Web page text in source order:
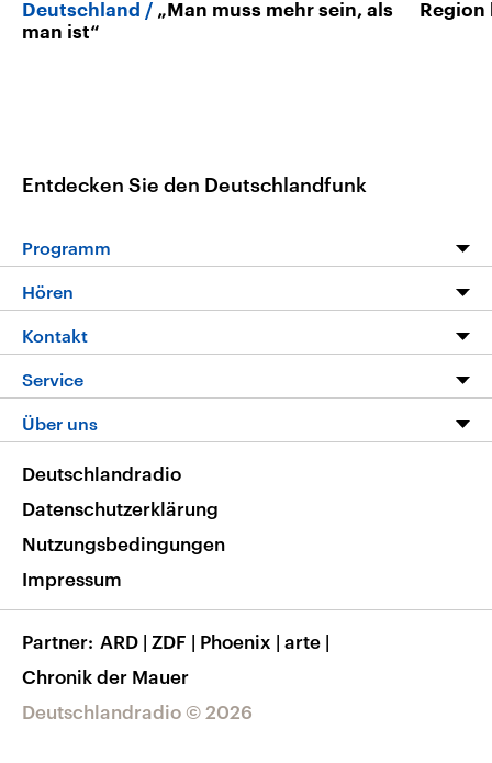
Deutschland
„Man muss mehr sein, als
man ist“
Entdecken Sie den Deutschlandfunk
Programm
Programm
Die Nachrichten
Nachrichtenleicht
Neue Beiträge auf dlf.de
Hören
Livestream
Podcasts
Deutschlandfunk App
Nachrichten App
Frequenzen
Kontakt
Hörerservice
Service
FAQ
Veranstaltungen
Musikliste
RSS
Über uns
Barrierefreiheit
Deutschlandradio © 2026
Deutschlandradio
Datenschutzerklärung
Nutzungsbedingungen
Impressum
Partner ARD | ZDF | Phoenix | arte |
Chronik der Mauer